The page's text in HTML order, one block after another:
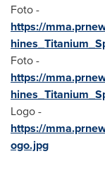
Foto -
https://
Foto -
https://
Logo -
https://
ogo.jpg